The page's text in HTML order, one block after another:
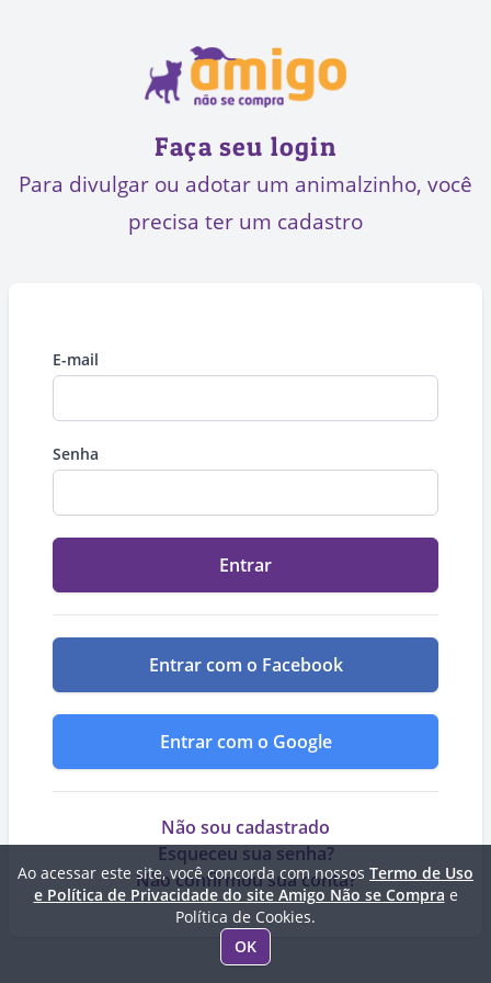
Faça seu login
Para divulgar ou adotar um animalzinho, você
precisa ter um cadastro
E-mail
Senha
Entrar
Entrar com o Facebook
Entrar com o Google
Não sou cadastrado
Esqueceu sua senha?
Não confirmou sua conta?
Ao acessar este site, você concorda com nossos Termo de Uso
e Política de Privacidade do site Amigo Não se Compra e
Política de Cookies.
OK